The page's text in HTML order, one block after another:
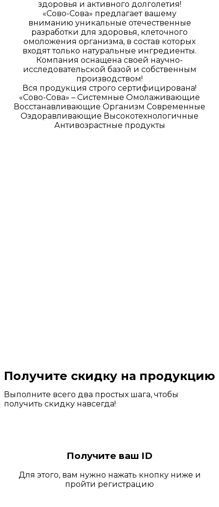
здоровья и активного долголетия!
«Сово-Сова» предлагает вашему
вниманию уникальные отечественные
разработки для здоровья, клеточного
омоложения организма, в состав которых
входят только натуральные ингредиенты.
Компания оснащена своей научно-
исследовательской базой и собственным
производством!
Вся продукция строго сертифицирована!
«Сово-Сова» – Системные Омолаживающие
Восстанавливающие Организм Современные
Оздоравливающие Высокотехнологичные
Антивозрастные продукты
Получите скидку на продукцию
Выполните всего два простых шага, чтобы
получить скидку навсегда!
Получите ваш ID
Для этого, вам нужно нажать кнопку ниже и
пройти регистрацию